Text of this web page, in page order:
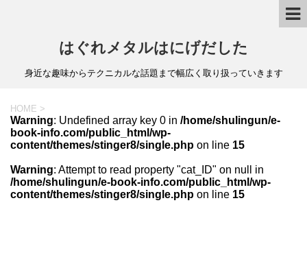
はぐれメタルはにげだした
身近な趣味からテクニカルな話題まで幅広く取り扱っていきます
HOME >
Warning: Undefined array key 0 in /home/shulingun/e-
book-info.com/public_html/wp-
content/themes/stinger8/single.php on line 15
Warning: Attempt to read property "cat_ID" on null in
/home/shulingun/e-book-info.com/public_html/wp-
content/themes/stinger8/single.php on line 15